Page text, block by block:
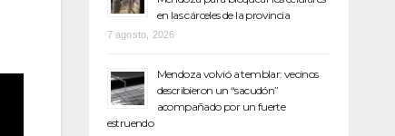
en las cárceles de la provincia
7 agosto, 2026
Mendoza volvió a temblar: vecinos
describieron un “sacudón”
acompañado por un fuerte
estruendo